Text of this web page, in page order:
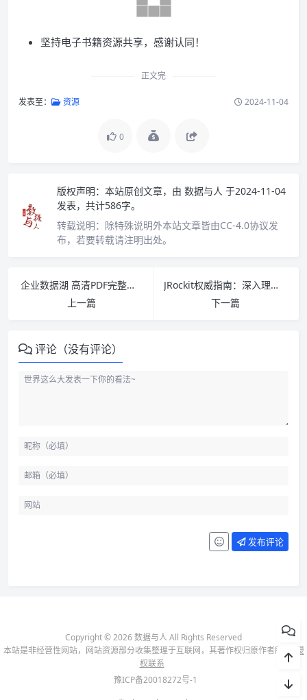
坚持电子书籍资源共享，感谢认同！
正文完
发表至： 资源 2024-11-04
0
版权声明： 本站原创文章，由 数据与人 于2024-11-04
发表，共计586字。
转载说明： 除特殊说明外本站文章皆由CC-4.0协议发
布，若要转载请注明出处。
企业数据湖 高清PDF完整版下载
上一篇
JRockit权威指南：深入理解JVM PDF下载
下一篇
评论（没有评论）
发布评论
Copyright © 2026 数据与人 All Rights Reserved
本站是非经营性网站，网站资源部分收集整理于互联网，其著作权归原作者所有-
侵
权联系
豫ICP备20018272号-1